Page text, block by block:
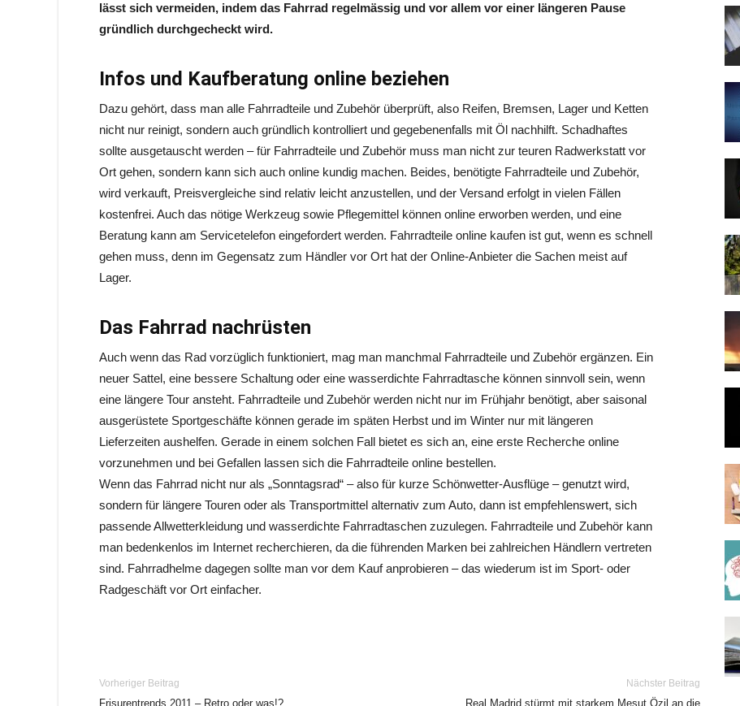
lässt sich vermeiden, indem das Fahrrad regelmässig und vor allem vor einer längeren Pause
gründlich durchgecheckt wird.
Infos und Kaufberatung online beziehen
Dazu gehört, dass man alle Fahrradteile und Zubehör überprüft, also Reifen, Bremsen, Lager und Ketten
nicht nur reinigt, sondern auch gründlich kontrolliert und gegebenenfalls mit Öl nachhilft. Schadhaftes
sollte ausgetauscht werden – für Fahrradteile und Zubehör muss man nicht zur teuren Radwerkstatt vor
Ort gehen, sondern kann sich auch online kundig machen. Beides, benötigte Fahrradteile und Zubehör,
wird verkauft, Preisvergleiche sind relativ leicht anzustellen, und der Versand erfolgt in vielen Fällen
kostenfrei. Auch das nötige Werkzeug sowie Pflegemittel können online erworben werden, und eine
Beratung kann am Servicetelefon eingefordert werden. Fahrradteile online kaufen ist gut, wenn es schnell
gehen muss, denn im Gegensatz zum Händler vor Ort hat der Online-Anbieter die Sachen meist auf
Lager.
Das Fahrrad nachrüsten
Auch wenn das Rad vorzüglich funktioniert, mag man manchmal Fahrradteile und Zubehör ergänzen. Ein
neuer Sattel, eine bessere Schaltung oder eine wasserdichte Fahrradtasche können sinnvoll sein, wenn
eine längere Tour ansteht. Fahrradteile und Zubehör werden nicht nur im Frühjahr benötigt, aber saisonal
ausgerüstete Sportgeschäfte können gerade im späten Herbst und im Winter nur mit längeren
Lieferzeiten aushelfen. Gerade in einem solchen Fall bietet es sich an, eine erste Recherche online
vorzunehmen und bei Gefallen lassen sich die Fahrradteile online bestellen.
Wenn das Fahrrad nicht nur als „Sonntagsrad“ – also für kurze Schönwetter-Ausflüge – genutzt wird,
sondern für längere Touren oder als Transportmittel alternativ zum Auto, dann ist empfehlenswert, sich
passende Allwetterkleidung und wasserdichte Fahrradtaschen zuzulegen. Fahrradteile und Zubehör kann
man bedenkenlos im Internet recherchieren, da die führenden Marken bei zahlreichen Händlern vertreten
sind. Fahrradhelme dagegen sollte man vor dem Kauf anprobieren – das wiederum ist im Sport- oder
Radgeschäft vor Ort einfacher.
Vorheriger Beitrag
Frisurentrends 2011 – Retro oder was!?
Nächster Beitrag
Real Madrid stürmt mit starkem Mesut Özil an die